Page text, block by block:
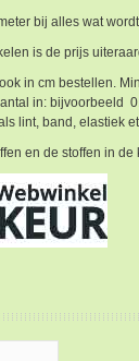
bij alles wat
is de prijs
in cm bestellen.
in: bijvoorbeeld
lint, band, elastiek
en de stoffen in